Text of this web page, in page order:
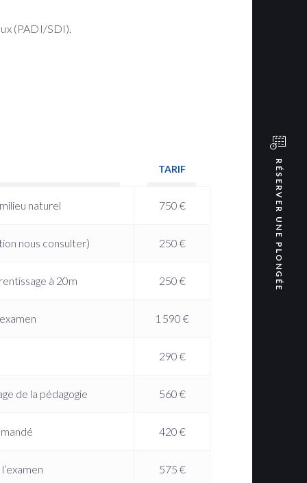
RÉSERVER UNE PLONGÉE
(PADI/SDI).
TARIF
naturel 750 €
nous consulter) 250 €
à 20m 250 €
1 590 €
290 €
de la pédagogie 560 €
420 €
575 €